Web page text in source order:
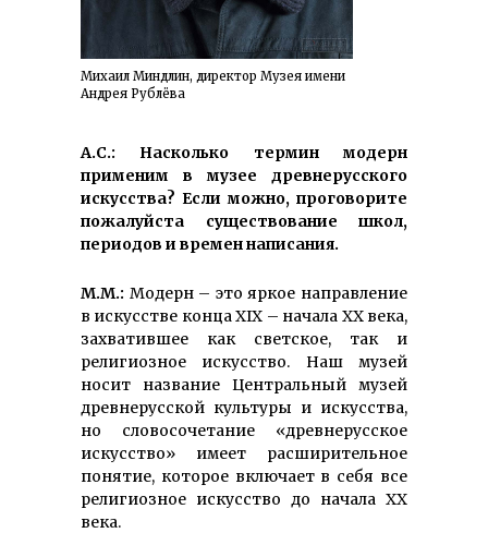
Михаил Миндлин, директор Музея имени
Андрея Рублёва
А.С.: Насколько термин модерн
применим в музее древнерусского
искусства? Если можно, проговорите
пожалуйста существование школ,
периодов и времен написания.
М.М.: Модерн – это яркое направление
в искусстве конца XIX – начала XX века,
захватившее как светское, так и
религиозное искусство. Наш музей
носит название Центральный музей
древнерусской культуры и искусства,
но словосочетание «древнерусское
искусство» имеет расширительное
понятие, которое включает в себя все
религиозное искусство до начала XX
века.